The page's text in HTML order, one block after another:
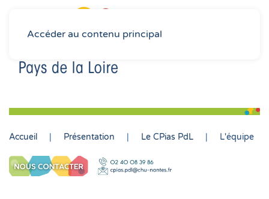
Accéder au contenu principal
Accueil Présentation Le CPias PdL L'équipe